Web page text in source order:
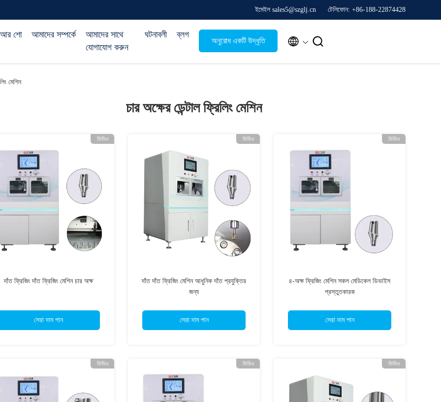
ইমেইল sales5@szglj.cn টেলিফোন: +86-188-22874428
শো আমাদের সম্পর্কে
আমাদের সাথে
যোগাযোগ করুন
ঘটনাবলী ব্লগ
অনুরোধ একটি উদ্ধৃতি  
মেশিন
চার অক্ষের ডেন্টাল ফ্রিলিং মেশিন
ভিডিও
দাঁত ফ্রিজিং দাঁত ফ্রিজিং মেশিন চার অক্ষ
সেরা দাম পান
ভিডিও
দাঁত দাঁত ফ্রিজিং মেশিন আধুনিক দাঁত প্রযুক্তির
জন্য
সেরা দাম পান
ভিডিও
৪-অক্ষ ফ্রিজিং মেশিন সকল মেডিকেল ডিভাইস
প্রস্তুতকারক
সেরা দাম পান
ভিডিও ভিডিও ভিডিও